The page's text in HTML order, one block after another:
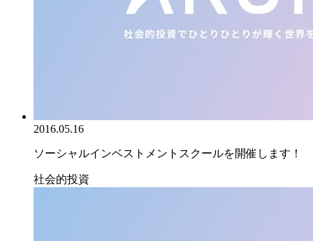
2016.05.16
ソーシャルインベストメントスクールを開催します！
社会的投資